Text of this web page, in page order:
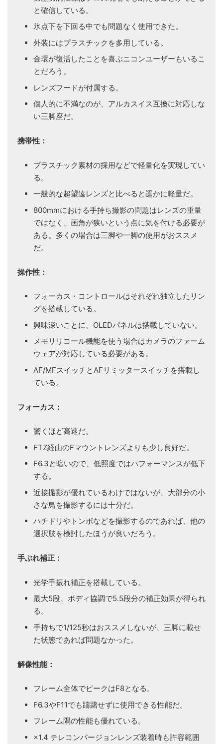
と確信している。
氷点下を下回る中でも問題なく使用できた。
外装にはプラスチックを多用している。
金環が復活したことを喜ぶニコンユーザーもいるこ
とだろう。
レンズフードが付属する。
個人的に不満なのが、アルカスイス互換に対応しな
い三脚座だ。
携帯性：
プラスチック素材の採用などで軽量化を実現してい
る。
一般的な超望遠レンズと比べると遥かに軽量だ。
800mmにおける手持ち撮影の問題はレンズの重量
ではなく、画角が狭いという点に気を付ける必要が
ある。多くの場合は三脚や一脚の使用がおススメ
だ。
操作性：
フォーカス・コントロールはそれぞれ独立したリン
グを搭載している。
興味深いことに、OLEDパネルは搭載していない。
メモリリコール機能を使う場合はカメラのファーム
ウェアが対応している必要がある。
AF/MFスイッチとAFリミッタースイッチを搭載し
ている。
フォーカス：
驚くほど高速だ。
FTZ経由のFマウントレンズよりも少し良好だ。
F6.3と暗いので、低照度ではパフォーマンスが低下
する。
近接撮影が優れているわけではないが、大部分の小
さな鳥を撮影するには十分だ。
ハチドリやトンボなどを撮影するのであれば、他の
選択肢を検討したほうが良いだろう。
手ぶれ補正：
光学手振れ補正を搭載している。
最大5段、ボディ協調で5.5段分の補正効果が得られ
る。
手持ちで1/125秒はおススメしないが、三脚に載せ
た状態であれば問題なかった。
解像性能：
フレーム全体でピークはF8となる。
F6.3やF11でも躊躇せずに使用できる性能だ。
フレーム隅の性能も優れている。
×1.4 テレコンバージョンレンズ装着時も許容範囲